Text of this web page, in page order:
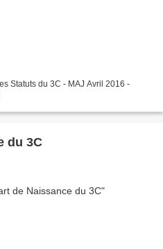
Statuts du 3C - MAJ Avril 2016 -
du 3C